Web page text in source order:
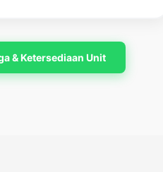
& Ketersediaan Unit